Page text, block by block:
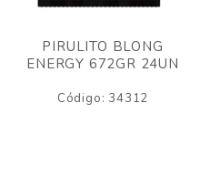
PIRULITO BLONG
ENERGY 672GR 24UN
Código: 34312